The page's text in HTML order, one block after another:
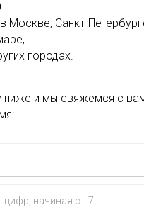
Москве, Санкт-
городах.
ниже и мы свяжемся с